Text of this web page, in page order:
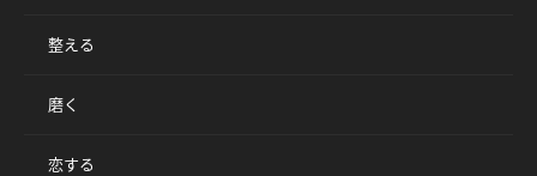
整える
磨く
恋する